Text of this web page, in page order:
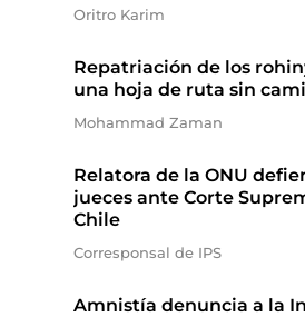
Oritro Karim
Repatriación de los
una hoja de ruta sin
Mohammad Zaman
Relatora de la ONU
jueces ante Corte
Chile
Corresponsal de IPS
Amnistía denuncia a la